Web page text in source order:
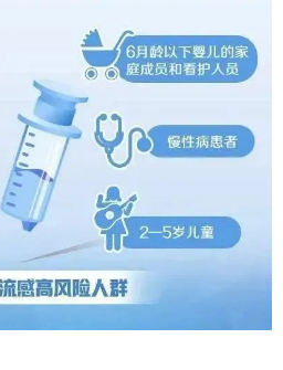
市民均可通过电话、现
日
镇卫生院 /社区卫生服
丙3型，人流感主要是
引起。近期被人熟知